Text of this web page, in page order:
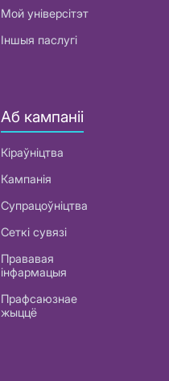
Мой універсітэт
Іншыя паслугі
Аб кампаніі
Кіраўніцтва
Кампанія
Супрацоўніцтва
Сеткі сувязі
Прававая
інфармацыя
Прафсаюзнае
жыццё